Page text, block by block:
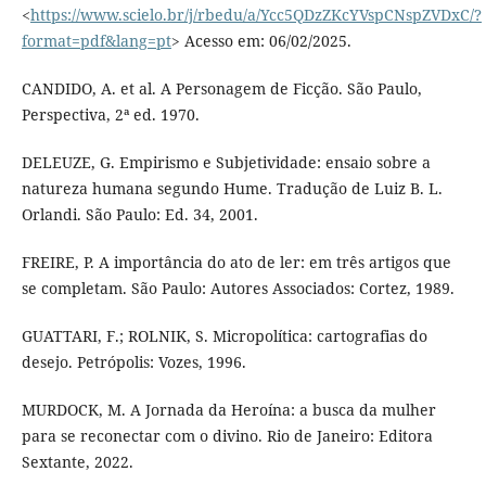
<https://www.scielo.br/j/rbedu/a/Ycc5QDzZKcYVspCNspZVDxC/?
format=pdf&lang=pt> Acesso em: 06/02/2025.
CANDIDO, A. et al. A Personagem de Ficção. São Paulo,
Perspectiva, 2ª ed. 1970.
DELEUZE, G. Empirismo e Subjetividade: ensaio sobre a
natureza humana segundo Hume. Tradução de Luiz B. L.
Orlandi. São Paulo: Ed. 34, 2001.
FREIRE, P. A importância do ato de ler: em três artigos que
se completam. São Paulo: Autores Associados: Cortez, 1989.
GUATTARI, F.; ROLNIK, S. Micropolítica: cartografias do
desejo. Petrópolis: Vozes, 1996.
MURDOCK, M. A Jornada da Heroína: a busca da mulher
para se reconectar com o divino. Rio de Janeiro: Editora
Sextante, 2022.